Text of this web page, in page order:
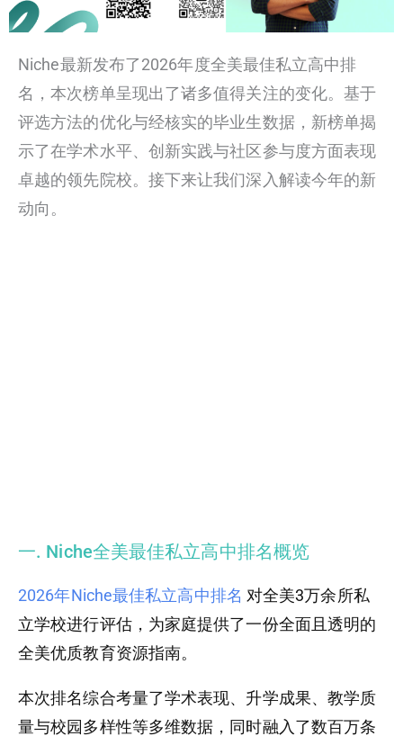
Niche最新发布了2026年度全美最佳私立高中排
名，本次榜单呈现出了诸多值得关注的变化。基于
评选方法的优化与经核实的毕业生数据，新榜单揭
示了在学术水平、创新实践与社区参与度方面表现
卓越的领先院校。接下来让我们深入解读今年的新
动向。
一. Niche全美最佳私立高中排名概览
2026年Niche最佳私立高中排名 对全美3万余所私
立学校进行评估，为家庭提供了一份全面且透明的
全美优质教育资源指南。
本次排名综合考量了学术表现、升学成果、教学质
量与校园多样性等多维数据，同时融入了数百万条